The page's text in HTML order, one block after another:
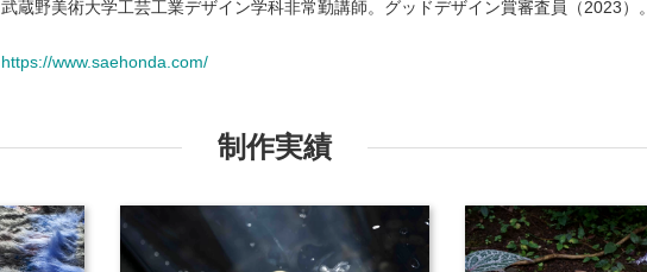
武蔵野美術大学工芸工業デザイン学科非常勤講師。グッドデザイン賞審査員（2023）。
https://www.saehonda.com/
制作実績